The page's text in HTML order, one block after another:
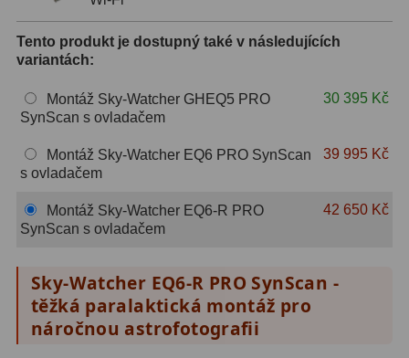
Sluneční44
Mlhovinové14
OIII3
SII2
Proti světelnému znečištění6
Tento produkt je dostupný také v následujících
variantách:
Montáž Sky-Watcher GHEQ5 PRO
SynScan s ovladačem
30 395 Kč
Montáž Sky-Watcher EQ6 PRO SynScan
s ovladačem
39 995 Kč
Montáž Sky-Watcher EQ6-R PRO
SynScan s ovladačem
42 650 Kč
Sky-Watcher EQ6-R PRO SynScan -
těžká paralaktická montáž pro
náročnou astrofotografii